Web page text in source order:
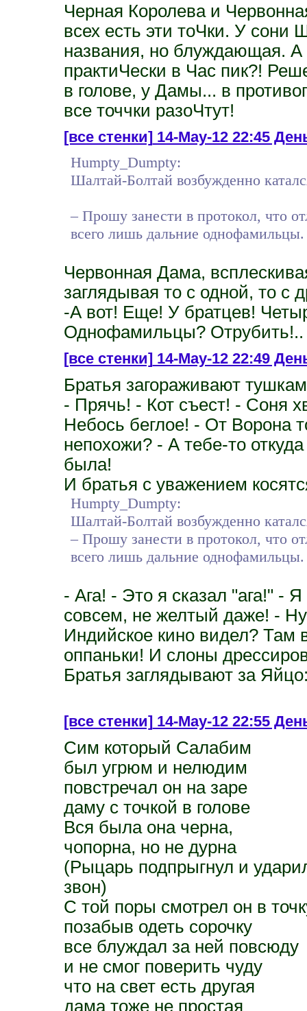
Черная Королева и
всех есть эти тоЧки. У сони
названия, но блуждающая. А
практиЧески в Час пик?!
в голове, у Дамы... в
все точчки разоЧтут!
[все стенки]14-May-12 22:45
Humpty_Dumpty:
Шалтай-Болтай возбужденно
– Прошу занести в протокол, что
всего лишь дальние однофамильцы.
Червонная Дама,
заглядывая то с одной, то с
-А вот! Еще! У братцев!
Однофамильцы? Отрубить!..
[все стенки]14-May-12 22:49
Братья загораживают
- Прячь! - Кот съест! - Соня
Небось беглое! - От Ворона
непохожи? - А тебе-то
была!
И братья с уважением
Humpty_Dumpty:
Шалтай-Болтай возбужденно
– Прошу занести в протокол, что
всего лишь дальние однофамильцы.
- Ага! - Это я сказал "ага!" -
совсем, не желтый даже! -
Индийское кино видел? Там
оппаньки! И слоны
Братья заглядывают за
[все стенки]14-May-12 22:55
Сим который Салабим
был угрюм и нелюдим
повстречал он на заре
даму с точкой в голове
Вся была она черна,
чопорна, но не дурна
(Рыцарь подпрыгнул и
звон)
С той поры смотрел он в
позабыв одеть сорочку
все блуждал за ней повсюду
и не смог поверить чуду
что на свет есть другая
дама тоже не простая